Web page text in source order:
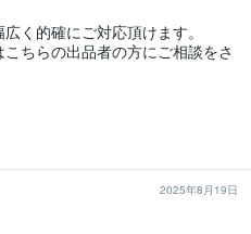
く的確にご対応頂けます。
ちらの出品者の方にご相談をさ
2025年8月19日